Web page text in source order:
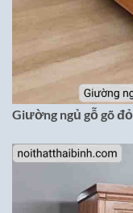
Giường ngủ gỗ gõ đỏ